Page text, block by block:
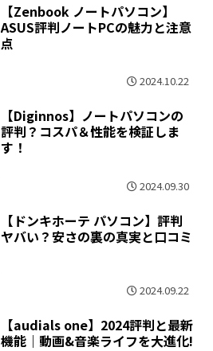
【Zenbook ノートパソコン】
ASUS評判ノートPCの魅力と注意
点
2024.10.22
【Diginnos】ノートパソコンの
評判？コスパ＆性能を検証しま
す！
2024.09.30
【ドンキホーテ パソコン】評判
ヤバい？安さの裏の真実と口コミ
2024.09.22
【audials one】2024評判と最新
機能｜動画&音楽ライフを大進化!